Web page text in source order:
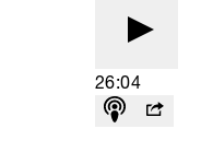
26:04